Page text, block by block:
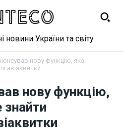
новини України та світу
нову функцію, яка
авіаквитки
нову функцію,